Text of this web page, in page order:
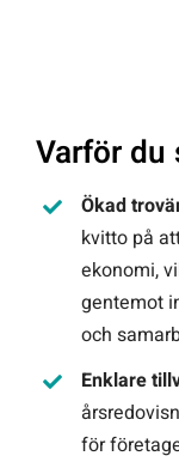
Varför du
Ökad
kvitto på
ekonomi,
gentemot
och
Enklare
för